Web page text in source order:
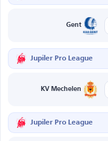
Gent
Jupiler Pro League
KV Mechelen
Jupiler Pro League